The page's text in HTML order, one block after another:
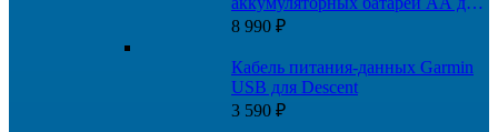
Montana 700, 750
8 990 ₽
Кабель питания-данных Garmin
USB для Descent
3 590 ₽